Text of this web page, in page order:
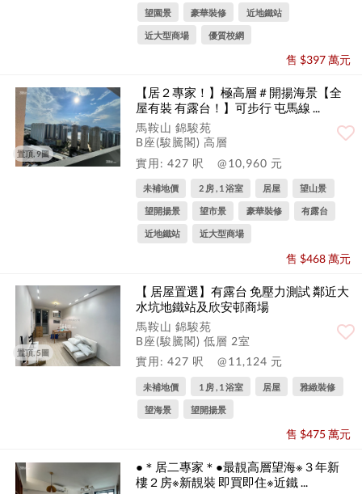
望園景 豪華裝修 近地鐵站
近大型商場 優質校網
售 $397 萬元
置頂, 9圖
【居２專家！】極高層＃開揚海景【全
屋有裝 有露台！】可步行 屯馬線 ...
馬鞍山 錦駿苑
B座(駿騰閣) 高層
實用: 427 呎
@10,960 元
未補地價 2 房 , 1 浴室 居屋 望山景
望開揚景 望市景 豪華裝修 有露台
近地鐵站 近大型商場
售 $468 萬元
置頂, 5圖
【 居屋置選】有露台 免壓力測試 鄰近大
水坑地鐵站及欣安邨商場
馬鞍山 錦駿苑
B座(駿騰閣) 低層 2室
實用: 427 呎
@11,124 元
未補地價 1 房 , 1 浴室 居屋 雅緻裝修
望海景 望開揚景
售 $475 萬元
●＊居二專家＊●最靚高層望海※３年新
樓２房※新靚裝 即買即住※近鐵 ...